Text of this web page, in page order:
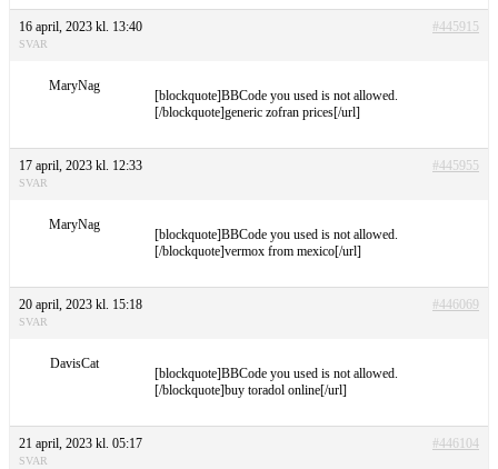
16 april, 2023 kl. 13:40 #445915
SVAR
MaryNag
[blockquote]BBCode you used is not allowed.
[/blockquote]generic zofran prices[/url]
17 april, 2023 kl. 12:33 #445955
SVAR
MaryNag
[blockquote]BBCode you used is not allowed.
[/blockquote]vermox from mexico[/url]
20 april, 2023 kl. 15:18 #446069
SVAR
DavisCat
[blockquote]BBCode you used is not allowed.
[/blockquote]buy toradol online[/url]
21 april, 2023 kl. 05:17 #446104
SVAR